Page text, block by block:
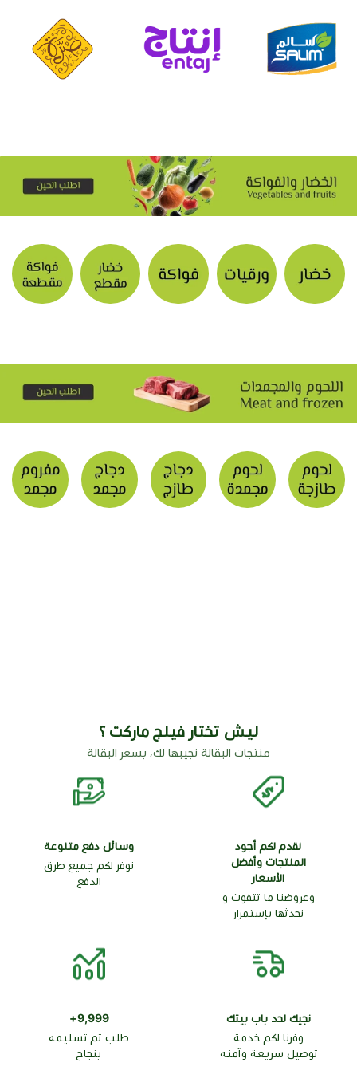
ليش تختار فيلج ماركت ؟
منتجات البقالة نجيبها لك، بسعر البقالة
نقدم لكم أجود
المنتجات وأفضل
الأسعار
وعروضنا ما تتفوت و
نحدثها بإستمرار
وسائل دفع متنوعة
نوفر لكم جميع طرق
الدفع
نجيك لحد باب بيتك
وفرنا لكم خدمة
توصيل سريعة وآمنه
9,999+
طلب تم تسليمه
بنجاح